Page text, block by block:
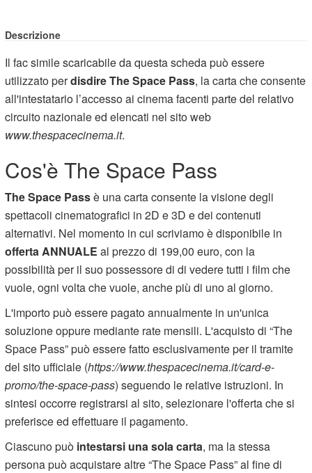
Descrizione
Il fac simile scaricabile da questa scheda può essere
utilizzato perdisdire The Space Pass, la carta che consente
all'intestatario l’accesso ai cinema facenti parte del relativo
circuito nazionale ed elencati nel sito web
www.thespacecinema.it.
Cos'è The Space Pass
The Space Passè una carta consente la visione degli
spettacoli cinematografici in 2D e 3D e dei contenuti
alternativi. Nel momento in cui scriviamo è disponibile in
offerta ANNUALE al prezzo di 199,00 euro, con la
possibilità per il suo possessore di di vedere tutti i film che
vuole, ogni volta che vuole, anche più di uno al giorno.
L'importo può essere pagato annualmente in un'unica
soluzione oppure mediante rate mensili. L'acquisto di “The
Space Pass” può essere fatto esclusivamente per il tramite
del sito ufficiale (https://www.thespacecinema.it/card-e-
promo/the-space-pass) seguendo le relative istruzioni. In
sintesi occorre registrarsi al sito, selezionare l'offerta che si
preferisce ed effettuare il pagamento.
Ciascuno può intestarsi una sola carta, ma la stessa
persona può acquistare altre “The Space Pass” al fine di